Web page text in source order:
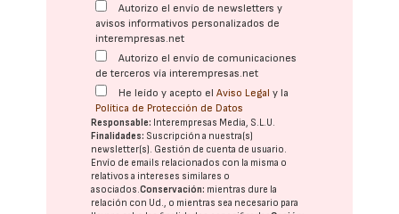
Autorizo el envío de newsletters y
avisos informativos personalizados de
interempresas.net
Autorizo el envío de comunicaciones
de terceros vía interempresas.net
He leído y acepto elAviso Legal y la
Política de Protección de Datos
Responsable: Interempresas Media, S.L.U.
Finalidades: Suscripción a nuestra(s)
newsletter(s). Gestión de cuenta de usuario.
Envío de emails relacionados con la misma o
relativos a intereses similares o
asociados.Conservación: mientras dure la
relación con Ud., o mientras sea necesario para